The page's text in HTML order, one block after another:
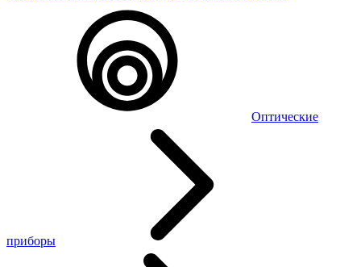
Оптические
приборы